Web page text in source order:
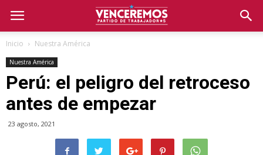
Inicio Nuestra América
Nuestra América
Perú: el peligro del retroceso
antes de empezar
23 agosto, 2021